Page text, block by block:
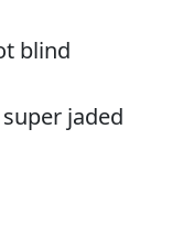
blind
jaded